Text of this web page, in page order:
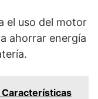
el uso del motor
ahorrar energía
Características